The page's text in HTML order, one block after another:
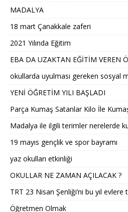
MADALYA
18 mart Çanakkale zaferi
2021 Yılında Eğitim
EBA DA UZAKTAN EĞİTİM VEREN
okullarda uyulması gereken sosyal
YENİ ÖĞRETİM YILI BAŞLADI
Parça Kumaş Satanlar Kilo İle
Madalya ile ilgili terimler nerelerde
19 mayıs gençlik ve spor bayramı
yaz okulları etkinliği
OKULLAR NE ZAMAN AÇILACAK ?
TRT 23 Nisan Şenliği’ni bu yıl evlere
Öğretmen Olmak